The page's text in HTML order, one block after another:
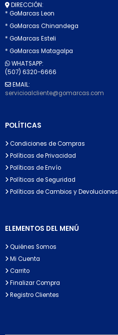
DIRECCIÓN:
* GoMarcas Leon
* GoMarcas Chinandega
* GoMarcas Esteli
* GoMarcas Matagalpa
WHATSAPP:
(507) 6320-6666
EMAIL:
servicioalcliente@gomarcas.com
POLÍTICAS
Condiciones de Compras
Políticas de Privacidad
Políticas de Envío
Políticas de Seguridad
Políticas de Cambios y Devoluciones
ELEMENTOS DEL MENÚ
Quiénes Somos
Mi Cuenta
Carrito
Finalizar Compra
Registro Clientes